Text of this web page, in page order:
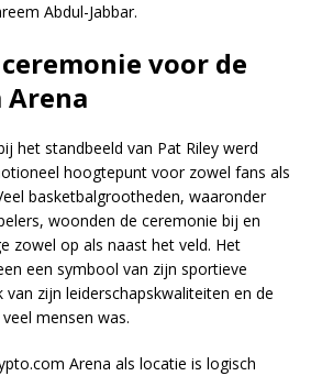
Abdul-Jabbar.
voor de
Arena
het standbeeld van Pat Riley werd
hoogtepunt voor zowel fans als
basketbalgrootheden, waaronder
woonden de ceremonie bij en
zowel op als naast het veld. Het
een symbool van zijn sportieve
zijn leiderschapskwaliteiten en de
mensen was.
Arena als locatie is logisch